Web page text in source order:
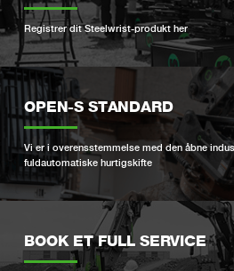
Registrer dit Steelwrist-produkt her
OPEN-S STANDARD
Vi er i overensstemmelse med den åbne
fuldautomatiske hurtigskifte
BOOK ET FULL SERVICE